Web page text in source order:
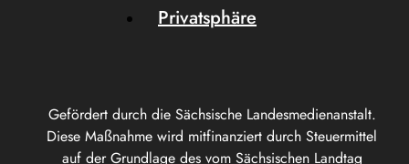
Gefördert durch die Sächsische Landesmedienanstalt.
Diese Maßnahme wird mitfinanziert durch Steuermittel
auf der Grundlage des vom Sächsischen Landtag
Privatsphäre